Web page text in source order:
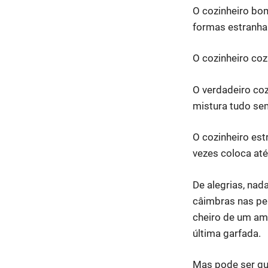
O cozinheiro
formas
O cozinheiro
O verdadeiro
mistura tudo
O cozinheiro
vezes coloca
De alegrias,
câimbras nas
cheiro de um
última garfada.
Mas pode ser